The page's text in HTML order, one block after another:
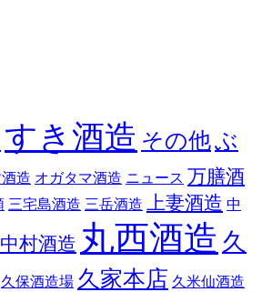
すき酒造 その他ぶ
造 オガタマ酒造 ニュース 万膳酒
三宅島酒造 三岳酒造 上妻酒造 中
中村酒造 丸西酒造 久
久保酒造場 久家本店 久米仙酒造